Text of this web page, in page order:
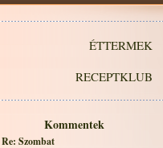
ÉTTERMEK
RECEPTKLUB
Kommentek
Re: Szombat